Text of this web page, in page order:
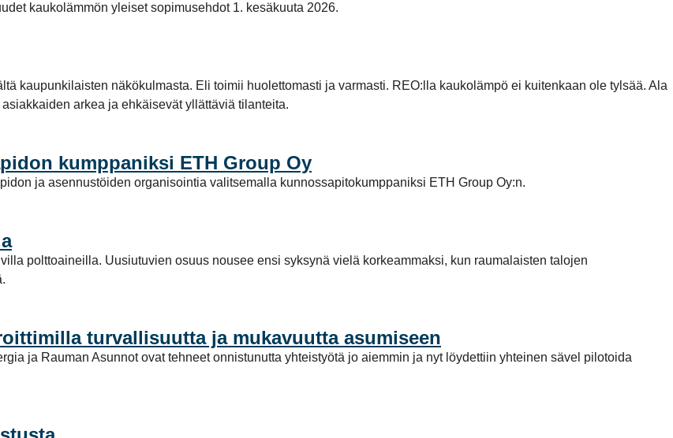
kaukolämmön yleiset sopimusehdot 1. kesäkuuta 2026.
kaupunkilaisten näkökulmasta. Eli toimii huolettomasti ja varmasti. REO:lla kaukolämpö ei kuitenkaan ole tylsää. Ala
arkea ja ehkäisevät yllättäviä tilanteita.
kumppaniksi ETH Group Oy
ja asennustöiden organisointia valitsemalla kunnossapitokumppaniksi ETH Group Oy:n.
polttoaineilla. Uusiutuvien osuus nousee ensi syksynä vielä korkeammaksi, kun raumalaisten talojen
turvallisuutta ja mukavuutta asumiseen
ja Rauman Asunnot ovat tehneet onnistunutta yhteistyötä jo aiemmin ja nyt löydettiin yhteinen sävel pilotoida